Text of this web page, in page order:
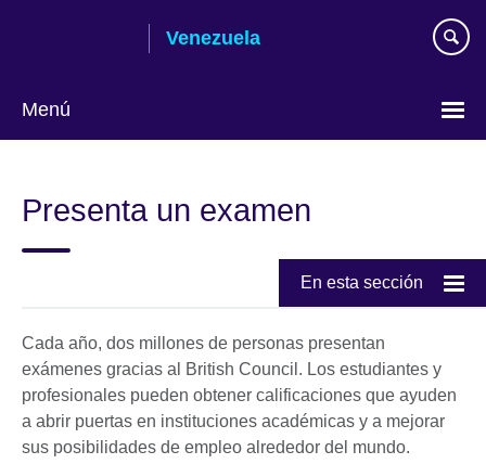
Venezuela
Menú
idioma
Presenta un examen
En esta sección
Cada año, dos millones de personas presentan
exámenes gracias al British Council. Los estudiantes y
profesionales pueden obtener calificaciones que ayuden
a abrir puertas en instituciones académicas y a mejorar
sus posibilidades de empleo alrededor del mundo.